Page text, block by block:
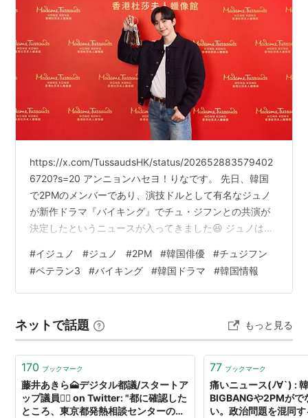
2011.5.18、日本1stシングル「Take off」リリースし、
正式に日本デビュー。同月、初の日本ツアーを行った。
メンバー
生年月日 備考
ニックン 1988.6.24
タイ人と中国系アメリカ人のハー
フ
(2012年、ジュンスから改名)
イ・ジュノ 1990.1.25 -
オク・テギョン 1988.12.27 -
ファン・チャンソ
1990.2.11 -
日本でのリリース作品
No. タイトル 発売日
1 Take off 2011.5.18
https://x.com/TussaudsHK/status/202652883579402
6720?s=20 アンニョンハセヨ！りなです。 先日、韓国
で2PMのメンバーであり、演技ドルとして有名なジュノ
が新作ドラマ『バイキング』でチュ・ジフンとの共演が
決定したというニュースが入ってきました😆 ジュノはす
飛ぶ鳥を落とす勢い！ 前作の『ベテラン2』が大ヒット
を記録し、このシリーズに登場したチョン・ヘインは、
2024年の第45回青龍映画賞で人気スター賞と助演男優賞
インに続けて、ジュノがどんな姿…
#イジュノ #ジュノ #2PM #韓国俳優 #チュジフン
#ベテラン3 #バイキング #韓国ドラマ #韓国情報
ネットで話題 もっと見る
170 ブックマーク
藤井あきら🗻デジタル都議/スタートア
ップ議員🏳‍🌈 on Twitter: "都に確認した
ところ、東京都発熱相談センターの相
77 ブックマーク
痛いニュース(ﾉ∀`) :
BIGBANGや2PMがで
い。政治問題を混同